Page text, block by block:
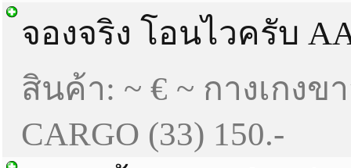
จองจริง โอนไวครับ
สินค้า: ~ € ~ กางเกงข
CARGO (33) 150.-